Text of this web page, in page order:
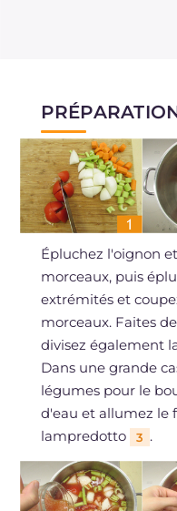
Épluchez l'oignon
morceaux, puis
extrémités et
morceaux. Faites
divisez également
Dans une grande
légumes pour le
d'eau et allumez le
lampredotto
3 .